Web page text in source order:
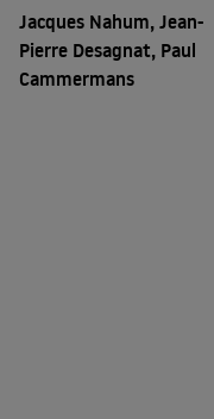
Jacques Nahum, Jean-
Pierre Desagnat, Paul
Cammermans